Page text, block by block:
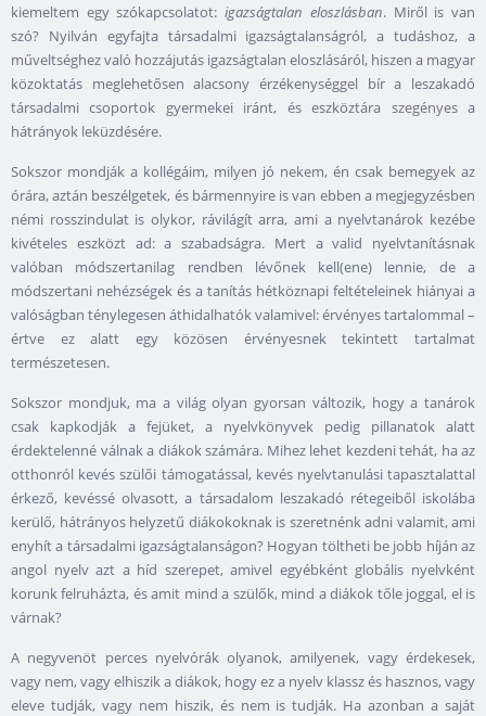
kiemeltem egy szókapcsolatot:igazságtalan eloszlásban. Miről is van
szó? Nyilván egyfajta társadalmi igazságtalanságról, a tudáshoz, a
műveltséghez való hozzájutás igazságtalan eloszlásáról, hiszen a magyar
közoktatás meglehetősen alacsony érzékenységgel bír a leszakadó
társadalmi csoportok gyermekei iránt, és eszköztára szegényes a
hátrányok leküzdésére.
Sokszor mondják a kollégáim, milyen jó nekem, én csak bemegyek az
órára, aztán beszélgetek, és bármennyire is van ebben a megjegyzésben
némi rosszindulat is olykor, rávilágít arra, ami a nyelvtanárok kezébe
kivételes eszközt ad: a szabadságra. Mert a valid nyelvtanításnak
valóban módszertanilag rendben lévőnek kell(ene) lennie, de a
módszertani nehézségek és a tanítás hétköznapi feltételeinek hiányai a
valóságban ténylegesen áthidalhatók valamivel: érvényes tartalommal –
értve ez alatt egy közösen érvényesnek tekintett tartalmat
természetesen.
Sokszor mondjuk, ma a világ olyan gyorsan változik, hogy a tanárok
csak kapkodják a fejüket, a nyelvkönyvek pedig pillanatok alatt
érdektelenné válnak a diákok számára. Mihez lehet kezdeni tehát, ha az
otthonról kevés szülői támogatással, kevés nyelvtanulási tapasztalattal
érkező, kevéssé olvasott, a társadalom leszakadó rétegeiből iskolába
kerülő, hátrányos helyzetű diákokoknak is szeretnénk adni valamit, ami
enyhít a társadalmi igazságtalanságon? Hogyan töltheti be jobb híján az
angol nyelv azt a híd szerepet, amivel egyébként globális nyelvként
korunk felruházta, és amit mind a szülők, mind a diákok tőle joggal, el is
várnak?
A negyvenöt perces nyelvórák olyanok, amilyenek, vagy érdekesek,
vagy nem, vagy elhiszik a diákok, hogy ez a nyelv klassz és hasznos, vagy
eleve tudják, vagy nem hiszik, és nem is tudják. Ha azonban a saját